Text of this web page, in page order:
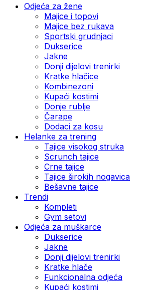
Odjeća za žene
Majice i topovi
Majice bez rukava
Sportski grudnjaci
Dukserice
Jakne
Donji dijelovi trenirki
Kratke hlačice
Kombinezoni
Kupaći kostimi
Donje rublje
Čarape
Dodaci za kosu
Helanke za trening
Tajice visokog struka
Scrunch tajice
Crne tajice
Tajice širokih nogavica
Bešavne tajice
Trendi
Kompleti
Gym setovi
Odjeća za muškarce
Dukserice
Jakne
Donji dijelovi trenirki
Kratke hlače
Funkcionalna odjeća
Kupaći kostimi